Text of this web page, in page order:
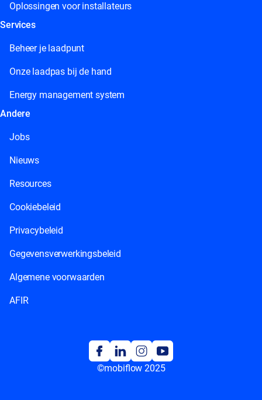
Oplossingen voor installateurs
Services
Beheer je laadpunt
Onze laadpas bij de hand
Energy management system
Andere
Jobs
Nieuws
Resources
Cookiebeleid
Privacybeleid
Gegevensverwerkingsbeleid
Algemene voorwaarden
AFIR
©mobiflow 2025